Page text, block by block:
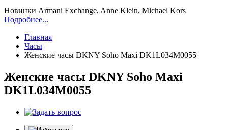
Новинки Armani Exchange, Anne Klein, Michael Kors
Подробнее...
Главная
Часы
Женские часы DKNY Soho Maxi DK1L034M0055
Женские часы DKNY Soho Maxi
DK1L034M0055